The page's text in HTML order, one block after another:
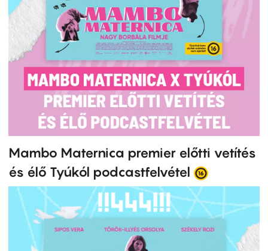
Mambo Maternica premier előtti vetítés
és élő Tyúkól podcastfelvétel